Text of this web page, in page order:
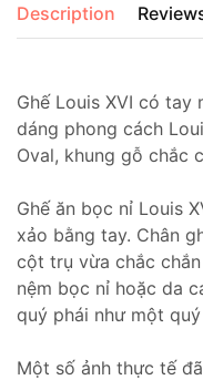
Description
Ghế Louis XVI có tay
dáng phong cách
Oval, khung gỗ chắc
Ghế ăn bọc nỉ Louis
xảo bằng tay. Chân
cột trụ vừa chắc
nệm bọc nỉ hoặc da
quý phái như một
Một số ảnh thực tế